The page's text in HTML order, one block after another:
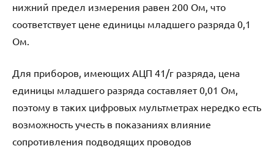
нижний предел измерения равен 200 Ом, что
соответствует цене единицы младшего разряда 0,1
Ом.
Для приборов, имеющих АЦП 41/г разряда, цена
единицы младшего разряда составляет 0,01 Ом,
поэтому в таких цифровых мультметрах нередко есть
возможность учесть в показаниях влияние
сопротивления подводящих проводов